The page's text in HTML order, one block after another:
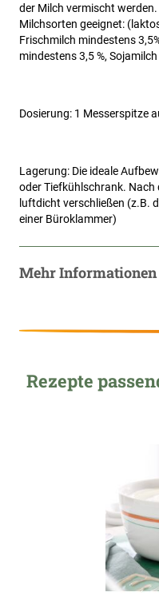
der Milch vermischt
Milchsorten geeignet:
Frischmilch mindestens
mindestens 3,5 %,
Dosierung: 1 Messerspitze
Lagerung: Die ideale
oder Tiefkühlschrank. Nach
luftdicht verschließen (z.B.
einer Büroklammer)
Mehr Informationen
Rezepte